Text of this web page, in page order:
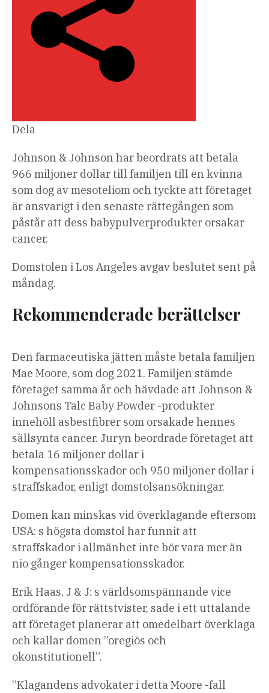
Dela
Johnson & Johnson har beordrats att betala
966 miljoner dollar till familjen till en kvinna
som dog av mesoteliom och tyckte att företaget
är ansvarigt i den senaste rättegången som
påstår att dess babypulverprodukter orsakar
cancer.
Domstolen i Los Angeles avgav beslutet sent på
måndag.
Rekommenderade berättelser
över
4
artiklar
slut
Den farmaceutiska jätten måste betala familjen
Mae Moore, som dog 2021. Familjen stämde
företaget samma år och hävdade att Johnson &
Johnsons Talc Baby Powder -produkter
innehöll asbestfibrer som orsakade hennes
sällsynta cancer. Juryn beordrade företaget att
betala 16 miljoner dollar i
kompensationsskador och 950 miljoner dollar i
straffskador, enligt domstolsansökningar.
Domen kan minskas vid överklagande eftersom
USA: s högsta domstol har funnit att
straffskador i allmänhet inte bör vara mer än
nio gånger kompensationsskador.
Erik Haas, J & J: s världsomspännande vice
ordförande för rättstvister, sade i ett uttalande
att företaget planerar att omedelbart överklaga
och kallar domen ”oregiös och
okonstitutionell”.
”Klagandens advokater i detta Moore -fall